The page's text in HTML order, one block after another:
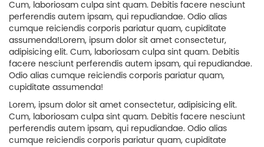
Cum, laboriosam culpa sint quam. Debitis facere nesciunt
perferendis autem ipsam, qui repudiandae. Odio alias
cumque reiciendis corporis pariatur quam, cupiditate
assumenda!Lorem, ipsum dolor sit amet consectetur,
adipisicing elit. Cum, laboriosam culpa sint quam. Debitis
facere nesciunt perferendis autem ipsam, qui repudiandae.
Odio alias cumque reiciendis corporis pariatur quam,
cupiditate assumenda!
Lorem, ipsum dolor sit amet consectetur, adipisicing elit.
Cum, laboriosam culpa sint quam. Debitis facere nesciunt
perferendis autem ipsam, qui repudiandae. Odio alias
cumque reiciendis corporis pariatur quam, cupiditate